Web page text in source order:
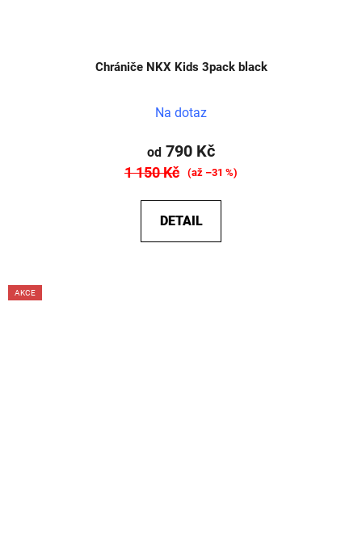
Chrániče NKX Kids 3pack black
Na dotaz
od 790 Kč
1 150 Kč (až –31 %)
DETAIL
AKCE